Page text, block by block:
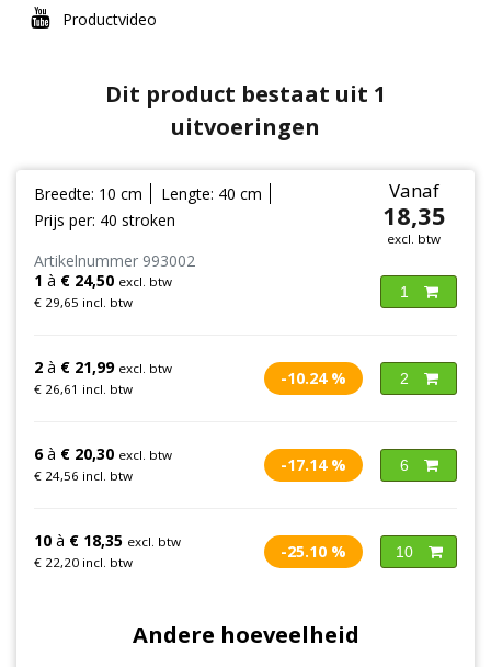
Productvideo
Dit product bestaat uit 1
uitvoeringen
Breedte: 10 cm
Lengte: 40 cm
Prijs per: 40 stroken
Vanaf
18,35
excl. btw
Artikelnummer 993002
1 à € 24,50 excl. btw
€ 29,65 incl. btw
1
2 à € 21,99 excl. btw
€ 26,61 incl. btw
-10.24 % 2
6à € 20,30 excl. btw
€ 24,56 incl. btw
-17.14 % 6
10 à € 18,35 excl. btw
€ 22,20 incl. btw
-25.10 % 10
Andere hoeveelheid